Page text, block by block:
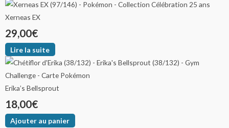
Xerneas EX
29,00€
Lire la suite
Erika’s Bellsprout
18,00€
Ajouter au panier